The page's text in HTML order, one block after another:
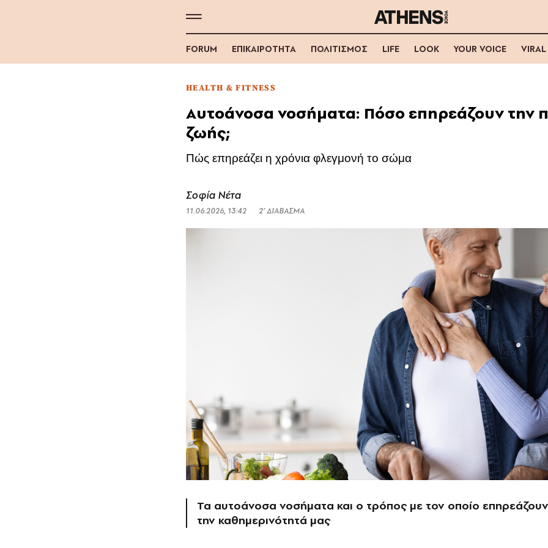
FORUM ΕΠΙΚΑΙΡΟΤΗΤΑ ΠΟΛΙΤΙΣΜΟΣ LIFE LOOK YOUR VOICE VIRAL
HEALTH & FITNESS
Aυτοάνοσα νοσήματα: Πόσο επηρεάζουν την
ζωής;
Πώς επηρεάζει η χρόνια φλεγμονή το σώμα
Σοφία Νέτα
11.06.2026, 13:42 2’ ΔΙΑΒΑΣΜΑ
Τα αυτοάνοσα νοσήματα και ο τρόπος με τον οποίο επηρεάζουν
την καθημερινότητά μας